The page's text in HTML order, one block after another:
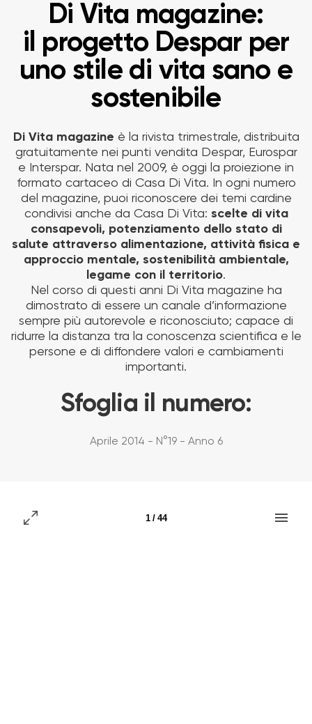
Di Vita magazine:
il progetto Despar per
uno stile di vita sano e
sostenibile
Di Vita magazine è la rivista trimestrale, distribuita
gratuitamente nei punti vendita Despar, Eurospar
e Interspar. Nata nel 2009, è oggi la proiezione in
formato cartaceo di Casa Di Vita. In ogni numero
del magazine, puoi riconoscere dei temi cardine
condivisi anche da Casa Di Vita: scelte di vita
consapevoli, potenziamento dello stato di
salute attraverso alimentazione, attività fisica e
approccio mentale, sostenibilità ambientale,
legame con il territorio.
Nel corso di questi anni Di Vita magazine ha
dimostrato di essere un canale d’informazione
sempre più autorevole e riconosciuto; capace di
ridurre la distanza tra la conoscenza scientifica e le
persone e di diffondere valori e cambiamenti
importanti.
Sfoglia il numero:
Aprile 2014 - N°19 - Anno 6